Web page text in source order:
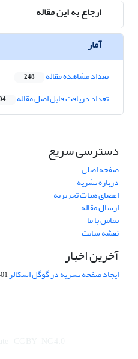
ارجاع به این مقاله
آمار
تعداد مشاهده مقاله 248
تعداد دریافت فایل اصل مقاله
دسترسی سریع
صفحه اصلی
درباره نشریه
اعضای هیات تحریریه
ارسال مقاله
تماس با ما
نقشه سایت
آخرین اخبار
ایجاد صفحه نشریه در گوگل اسکالر06